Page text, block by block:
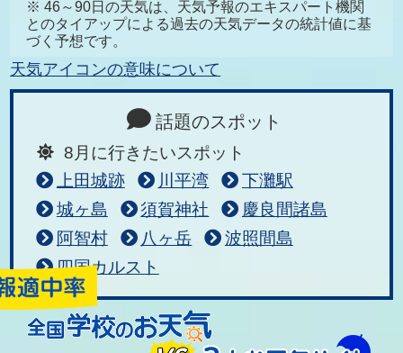
※ 46～90日の天気は、天気予報のエキスパート機関
とのタイアップによる過去の天気データの統計値に基
づく予想です。
天気アイコンの意味について
話題のスポット
8月に行きたいスポット
上田城跡
川平湾
下灘駅
城ヶ島
須賀神社
慶良間諸島
阿智村
八ヶ岳
波照間島
四国カルスト